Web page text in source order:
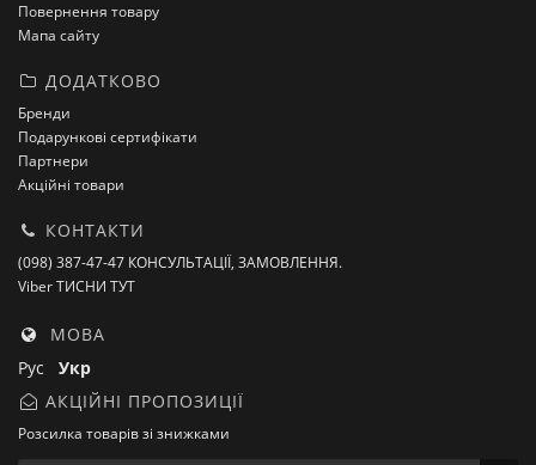
Повернення товару
Мапа сайту
ДОДАТКОВО
Бренди
Подарункові сертифікати
Партнери
Акційні товари
КОНТАКТИ
(098) 387-47-47 КОНСУЛЬТАЦІЇ, ЗАМОВЛЕННЯ.
Viber ТИСНИ ТУТ
МОВА
Рус Укр
АКЦІЙНІ ПРОПОЗИЦІЇ
Розсилка товарів зі знижками